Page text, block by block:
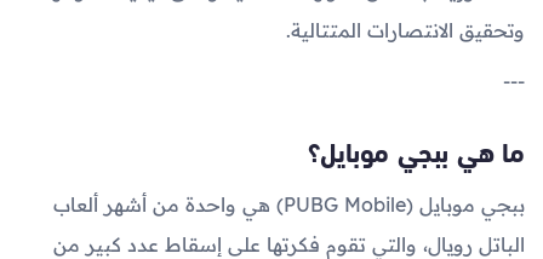
وتحقيق الانتصارات المتتالية.
---
ما هي ببجي موبايل؟
ببجي موبايل (PUBG Mobile) هي واحدة من أشهر ألعاب
الباتل رويال، والتي تقوم فكرتها على إسقاط عدد كبير من